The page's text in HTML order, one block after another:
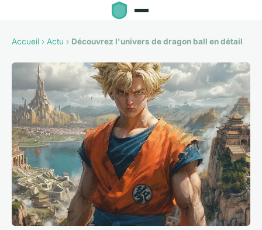
Accueil › Actu › Découvrez l'univers de dragon ball en détail